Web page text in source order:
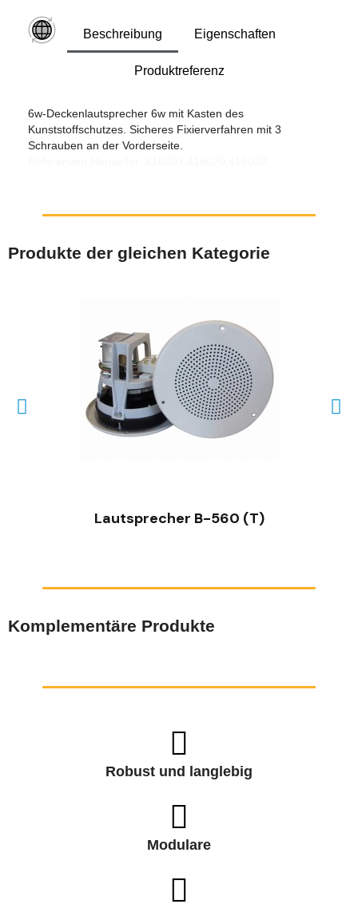
Beschreibung Eigenschaften
Produktreferenz
6w-Deckenlautsprecher 6w mit Kasten des
Kunststoffschutzes. Sicheres Fixierverfahren mit 3
Schrauben an der Vorderseite.
Produkte der gleichen Kategorie
Lautsprecher B-560 (T)
Komplementäre Produkte
Robust und langlebig
Modulare